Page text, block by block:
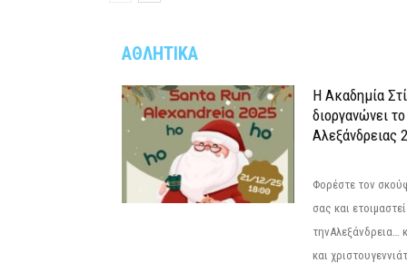
ΑΘΛΗΤΙΚΑ
Η Ακαδημία
διοργανώνει
Αλεξάνδρειας
Φορέστε τον
σας και
τηνΑλεξάνδρεια…
και